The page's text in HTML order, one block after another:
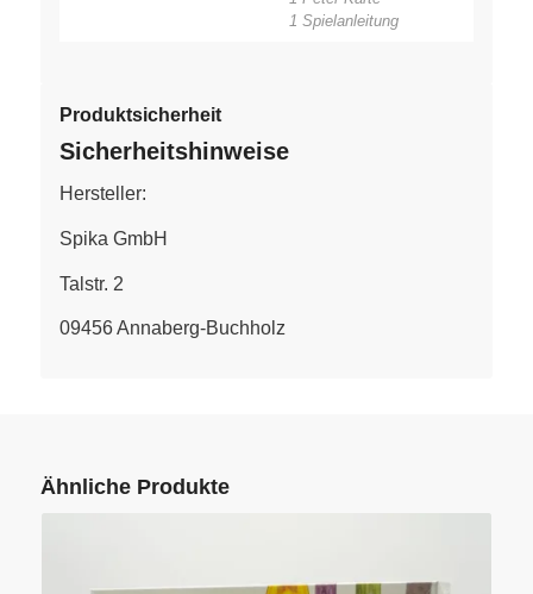
1 Spielanleitung
Produktsicherheit
Sicherheitshinweise
Hersteller:
Spika GmbH
Talstr. 2
09456 Annaberg-Buchholz
Ähnliche Produkte